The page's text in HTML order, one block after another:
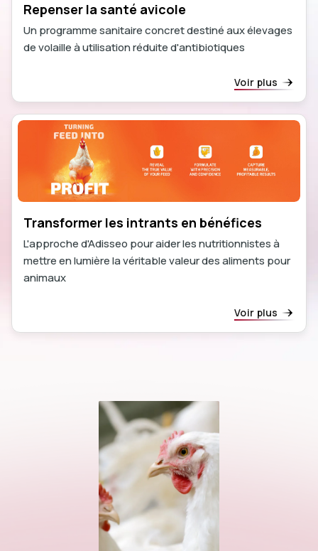
Repenser la santé avicole
Un programme sanitaire concret destiné aux élevages
de volaille à utilisation réduite d'antibiotiques
Voir plus
Transformer les intrants en bénéfices
L'approche d'Adisseo pour aider les nutritionnistes à
mettre en lumière la véritable valeur des aliments pour
animaux
Voir plus